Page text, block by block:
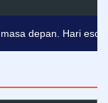
depan. Hari esok